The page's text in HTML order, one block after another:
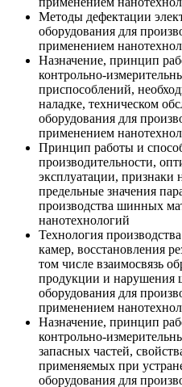
Методы дефектации
оборудования для
применением
Назначение, принцип
контрольно-
приспособлений,
наладке, техническом
оборудования для
применением
Принцип работы и
производительности,
эксплуатации, признаки
предельные значения
производства шинных
нанотехнологий
Технология
камер, восстановления
том числе взаимосвязь
продукции и нарушения
оборудования для
применением
Назначение, принцип
контрольно-
запасных частей,
применяемых при
оборудования для